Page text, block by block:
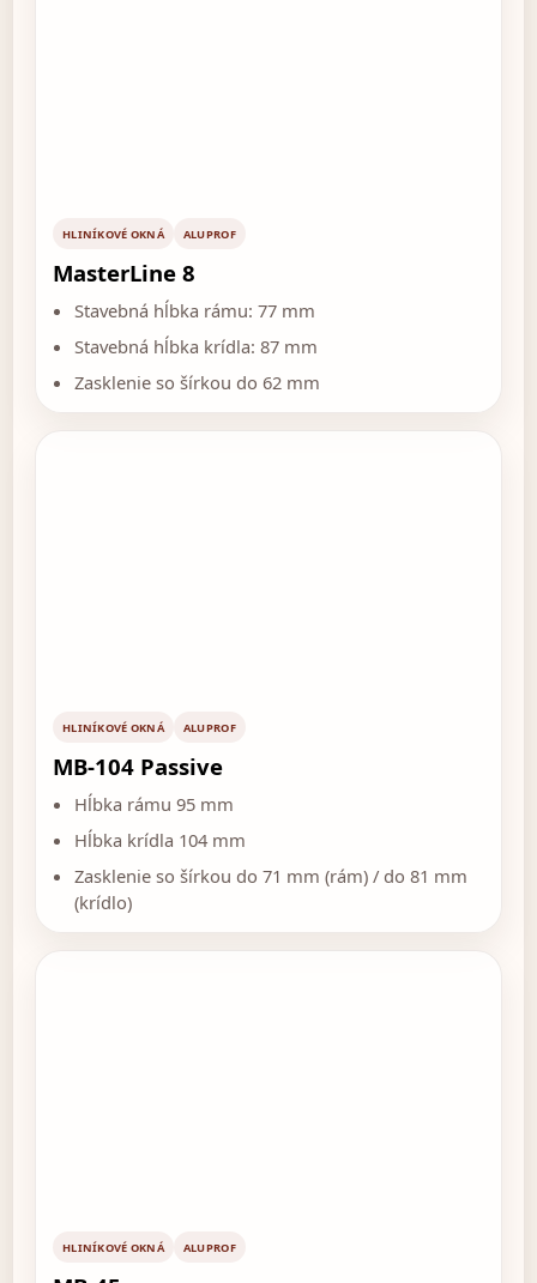
HLINÍKOVÉ OKNÁ ALUPROF
MasterLine 8
Stavebná hĺbka rámu: 77 mm
Stavebná hĺbka krídla: 87 mm
Zasklenie so šírkou do 62 mm
HLINÍKOVÉ OKNÁ ALUPROF
MB-104 Passive
Hĺbka rámu 95 mm
Hĺbka krídla 104 mm
Zasklenie so šírkou do 71 mm (rám) / do 81 mm
(krídlo)
HLINÍKOVÉ OKNÁ ALUPROF